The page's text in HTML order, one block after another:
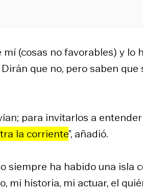
mí (cosas no favorables) y lo
Dirán que no, pero saben que
para invitarlos a
la corriente”, añadió.
siempre ha habido una isla
mi historia, mi actuar, el